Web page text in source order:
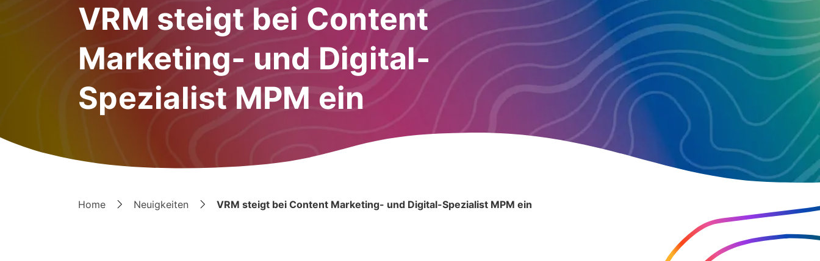
VRM steigt bei Content
Marketing- und Digital-
Spezialist MPM ein
Home Neuigkeiten VRM steigt bei Content Marketing- und Digital-Spezialist MPM ein